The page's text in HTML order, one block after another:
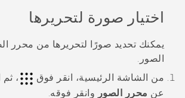
VIVERSE
البرامج + التطبيقات
الدعم
أجهزة HTC والملحقات
اختيار صورة لتحريرها
يمكنك تحديد صورًا لتحريرها من محرر
الصور .
من الشاشة
الرئيسية، انقر فوق
،
عن محرر الصور وانقر فوقه.